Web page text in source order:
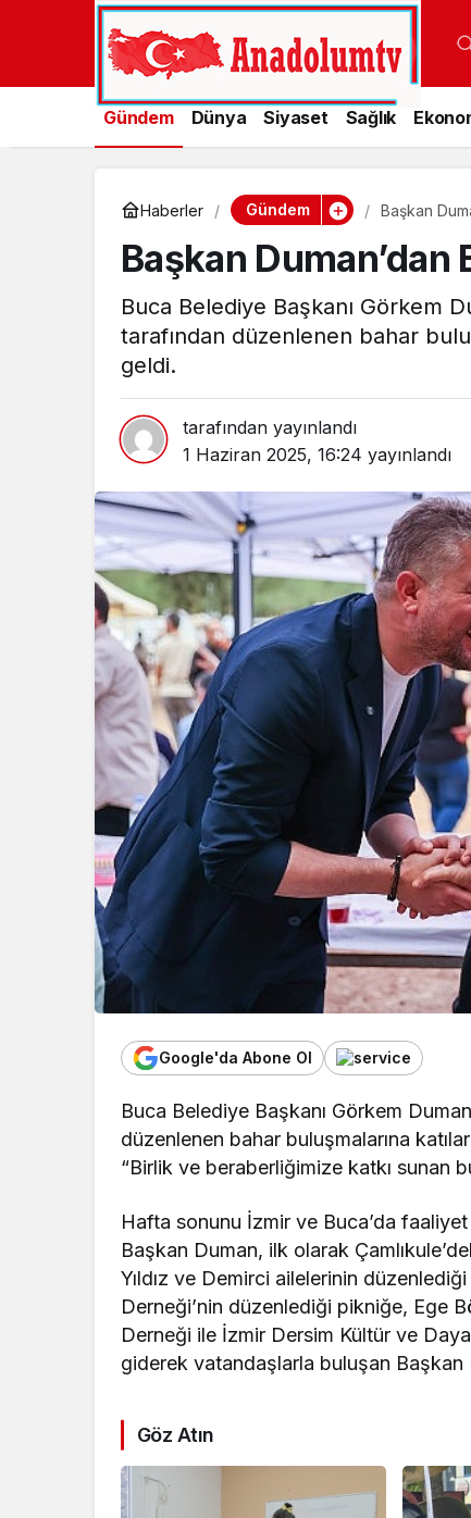
Gündem Dünya Siyaset Sağlık
Haberler Gündem Başkan
Başkan Duman’dan
Buca Belediye Başkanı Görkem
tarafından düzenlenen bahar
geldi.
tarafından yayınlandı
1 Haziran 2025, 16:24 yayınlandı
Google'da Abone Ol
Buca Belediye Başkanı Görkem
düzenlenen bahar buluşmalarına
“Birlik ve beraberliğimize katkı sunan
Hafta sonunu İzmir ve Buca’da
Başkan Duman, ilk olarak
Yıldız ve Demirci ailelerinin düzenlediği
Derneği’nin düzenlediği pikniğe, Ege
Derneği ile İzmir Dersim Kültür ve
giderek vatandaşlarla buluşan Başkan
Göz Atın